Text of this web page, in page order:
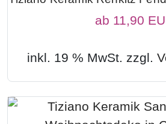
ab 11,90
inkl. 19 % MwSt. zzgl.